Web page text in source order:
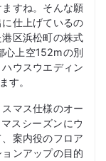
すね。そんな願
仕上げているの
区浜松町の株式
心上空152mの別
ウスウエディン
す。
マス仕様のオー
スシーズンにウ
案内役のフロア
ンアップの目的